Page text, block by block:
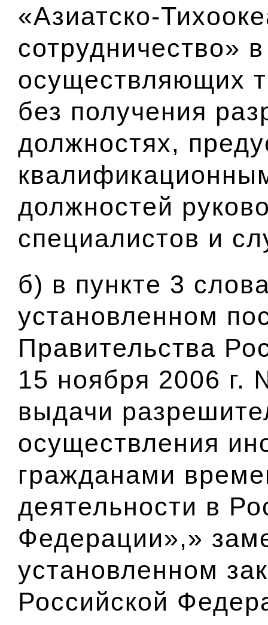
«Азиатско-
сотрудничество»
осуществляющих
без получения
должностях,
должностей
специалистов и
б) в пункте 3
установленном
Правительства
15 ноября 2006
выдачи
осуществления
гражданами
деятельности в
Федерации»,»
установленном
Российской